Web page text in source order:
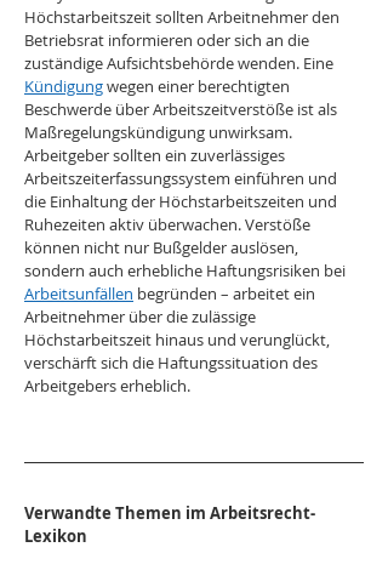
Höchstarbeitszeit sollten Arbeitnehmer den
Betriebsrat informieren oder sich an die
zuständige Aufsichtsbehörde wenden. Eine
Kündigung wegen einer berechtigten
Beschwerde über Arbeitszeitverstöße ist als
Maßregelungskündigung unwirksam.
Arbeitgeber sollten ein zuverlässiges
Arbeitszeiterfassungssystem einführen und
die Einhaltung der Höchstarbeitszeiten und
Ruhezeiten aktiv überwachen. Verstöße
können nicht nur Bußgelder auslösen,
sondern auch erhebliche Haftungsrisiken bei
Arbeitsunfällen begründen – arbeitet ein
Arbeitnehmer über die zulässige
Höchstarbeitszeit hinaus und verunglückt,
verschärft sich die Haftungssituation des
Arbeitgebers erheblich.
Verwandte Themen im Arbeitsrecht-
Lexikon